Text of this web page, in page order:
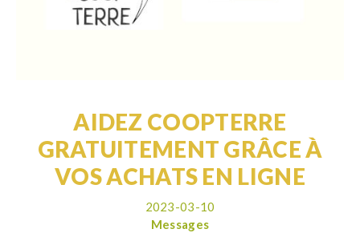
AIDEZ COOPTERRE
GRATUITEMENT GRÂCE À
VOS ACHATS EN LIGNE
2023-03-10
Messages